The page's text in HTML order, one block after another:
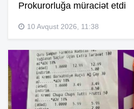
Prokurorluğa müraciət etdi
10 Avqust 2026, 11:38